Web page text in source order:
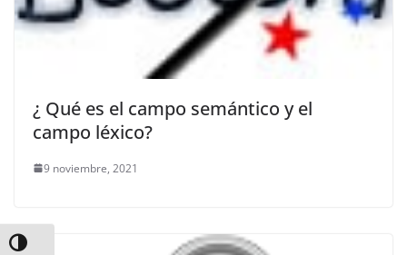
Alternar alto contraste
¿ Qué es el campo semántico y el
campo léxico?
9 noviembre, 2021